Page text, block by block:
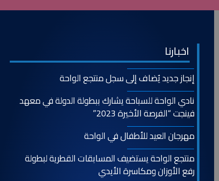
اخبارنا
إنجاز جديد يُضاف إلى سجل منتجع الواحة
نادي الواحة للسباحة يشارك ببطولة الدولة في معهد
فينجت “الفرصة الأخيرة 2023”
مهرجان العيد للأطفال في الواحة
منتجع الواحة يستضيف المسابقات القطرية لبطولة
رفع الأوزان ومكاسرة الأيدي